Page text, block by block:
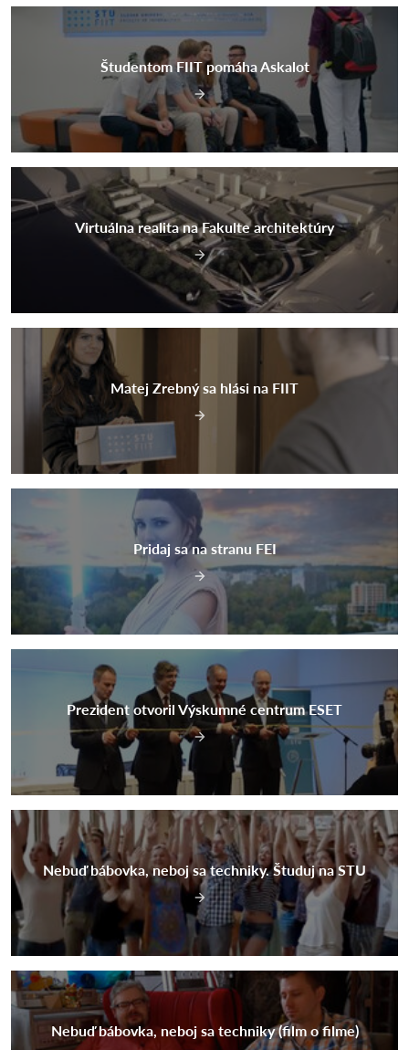
Študentom FIIT pomáha Askalot
Virtuálna realita na Fakulte architektúry
Matej Zrebný sa hlási na FIIT
Pridaj sa na stranu FEI
Prezident otvoril Výskumné centrum ESET
Nebuď bábovka, neboj sa techniky. Študuj na STU
Nebuď bábovka, neboj sa techniky (film o filme)